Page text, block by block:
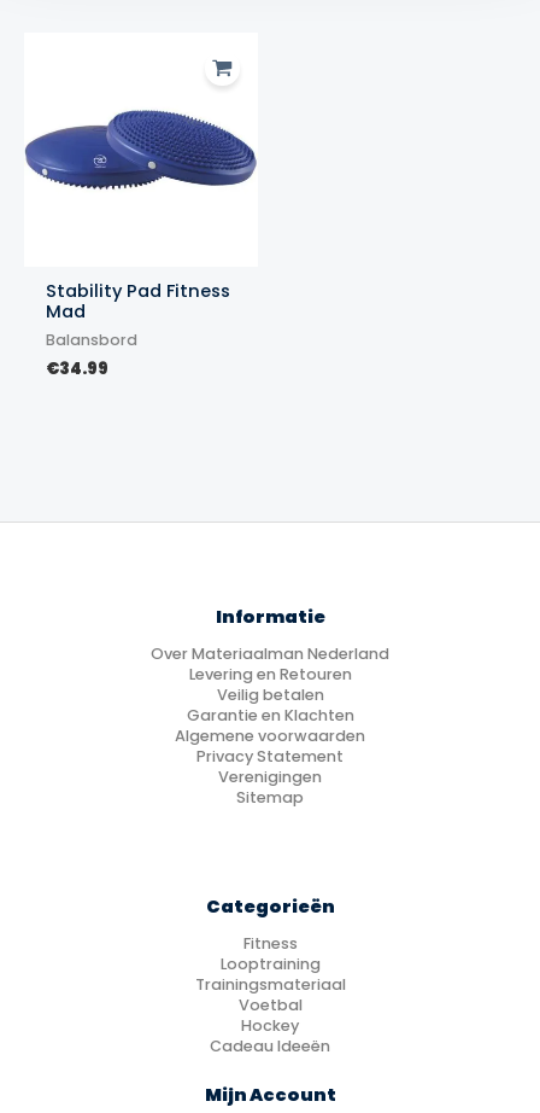
Stability Pad Fitness
Mad
Balansbord
€34.99
Informatie
Over Materiaalman Nederland
Levering en Retouren
Veilig betalen
Garantie en Klachten
Algemene voorwaarden
Privacy Statement
Verenigingen
Sitemap
Categorieën
Fitness
Looptraining
Trainingsmateriaal
Voetbal
Hockey
Cadeau Ideeën
Mijn Account